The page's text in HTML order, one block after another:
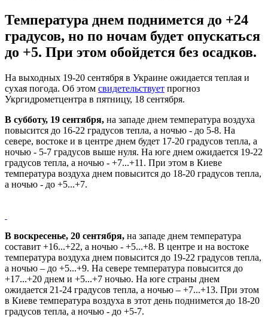
Температура днем поднимется до +24
градусов, но по ночам будет опускаться
до +5. При этом обойдется без осадков.
На выходных 19-20 сентября в Украине ожидается теплая и
сухая погода. Об этом свидетельствует прогноз
Укргидрометцентра в пятницу, 18 сентября.
В субботу, 19 сентября, на западе днем температура воздуха
повысится до 16-22 градусов тепла, а ночью - до 5-8. На
севере, востоке и в центре днем будет 17-20 градусов тепла, а
ночью - 5-7 градусов выше нуля. На юге днем ожидается 19-22
градусов тепла, а ночью - +7...+11. При этом в Киеве
температура воздуха днем повысится до 18-20 градусов тепла,
а ночью - до +5...+7.
В воскресенье, 20 сентября, на западе днем температура
составит +16...+22, а ночью - +5...+8. В центре и на востоке
температура воздуха днем повысится до 19-22 градусов тепла,
а ночью – до +5...+9. На севере температура повысится до
+17...+20 днем и +5...+7 ночью. На юге страны днем
ожидается 21-24 градусов тепла, а ночью – +7...+13. При этом
в Киеве температура воздуха в этот день поднимется до 18-20
градусов тепла, а ночью - до +5-7.